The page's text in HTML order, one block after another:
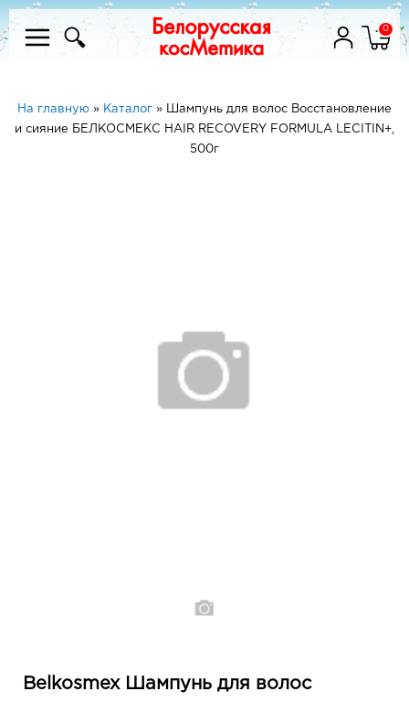
0
На главную » Каталог »
Шампунь для волос Восстановление
и сияние БЕЛКОСМЕКС HAIR RECOVERY FORMULA LECITIN+,
500г
Belkosmex Шампунь для волос